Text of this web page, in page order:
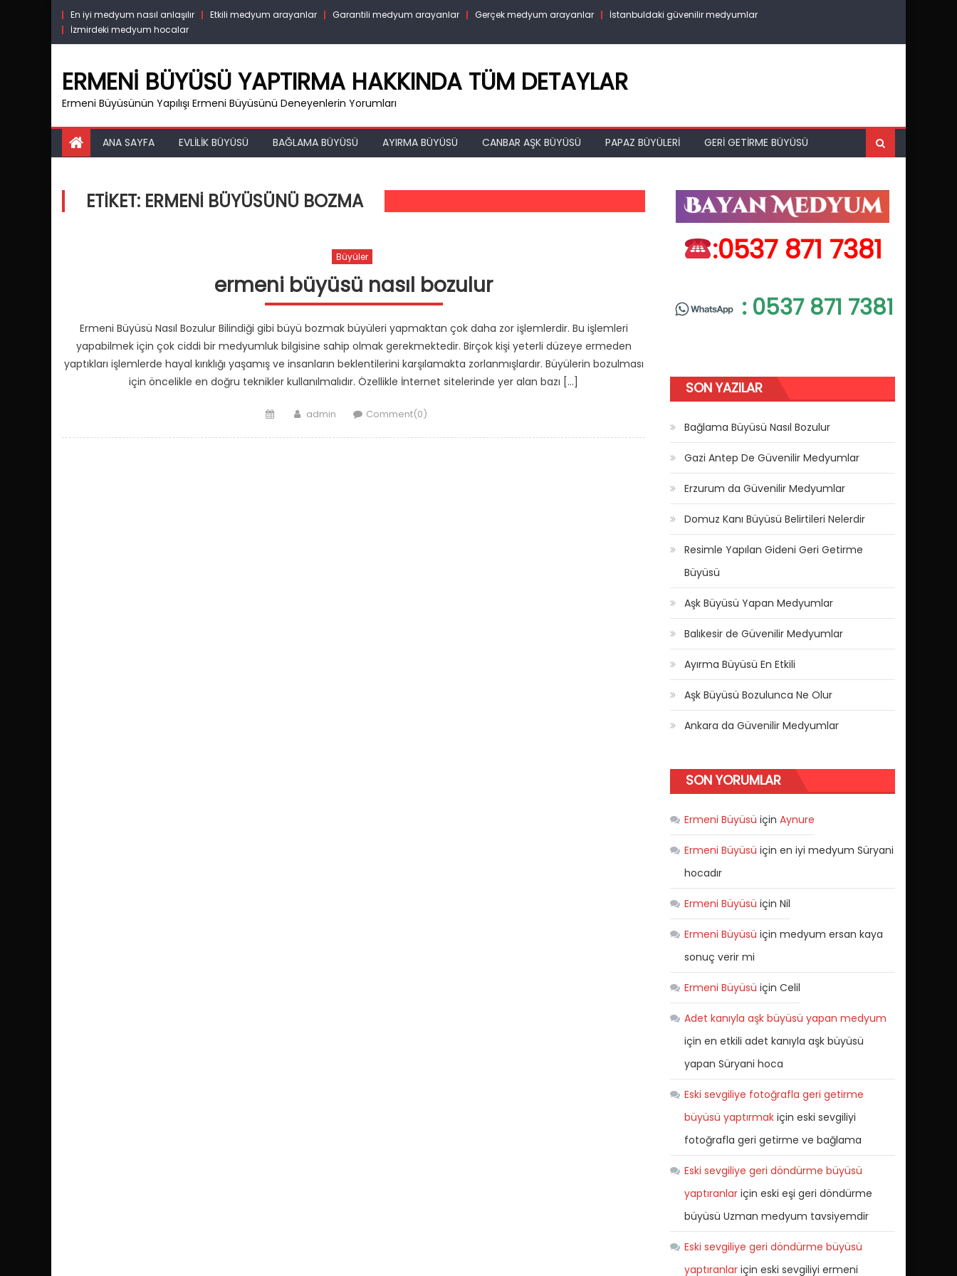
Skip
content
En iyi medyum nasıl anlaşılır Etkili medyum arayanlar Garantili medyum arayanlar Gerçek medyum arayanlar
İstanbuldaki güvenilir medyumlar
İzmirdeki medyum hocalar
ERMENI BÜYÜSÜ YAPTIRMA HAKKINDA TÜM DETAYLAR
Ermeni Büyüsünün Yapılışı Ermeni Büyüsünü Deneyenlerin Yorumları
ANA SAYFA EVLILIK BÜYÜSÜ BAĞLAMA BÜYÜSÜ AYIRMA BÜYÜSÜ CANBAR AŞK BÜYÜSÜ PAPAZ BÜYÜLERI GERI GETIRME BÜYÜSÜ
ETIKET: ERMENI BÜYÜSÜNÜ BOZMA
Büyüler
ermeni büyüsü nasıl bozulur
Ermeni Büyüsü Nasıl Bozulur Bilindiği gibi büyü bozmak büyüleri yapmaktan çok daha zor işlemlerdir. Bu işlemleri
yapabilmek için çok ciddi bir medyumluk bilgisine sahip olmak gerekmektedir. Birçok kişi yeterli düzeye ermeden
yaptıkları işlemlerde hayal kırıklığı yaşamış ve insanların beklentilerini karşılamakta zorlanmışlardır. Büyülerin bozulması
için öncelikle en doğru teknikler kullanılmalıdır. Özellikle İnternet sitelerinde yer alan bazı […]
PostedAuthor
admin Comment(0)
:0537 871 7381
: 0537 871 7381
SON YAZILAR
Bağlama Büyüsü Nasıl Bozulur
Gazi Antep De Güvenilir Medyumlar
Erzurum da Güvenilir Medyumlar
Domuz Kanı Büyüsü Belirtileri Nelerdir
Resimle Yapılan Gideni Geri Getirme
Büyüsü
Aşk Büyüsü Yapan Medyumlar
Balıkesir de Güvenilir Medyumlar
Ayırma Büyüsü En Etkili
Aşk Büyüsü Bozulunca Ne Olur
Ankara da Güvenilir Medyumlar
SON YORUMLAR
Ermeni Büyüsü içinAynure
Ermeni Büyüsü içinen iyi medyum Süryani
hocadır
Ermeni Büyüsü içinNil
Ermeni Büyüsü içinmedyum ersan kaya
sonuç verir mi
Ermeni Büyüsü içinCelil
Adet kanıyla aşk büyüsü yapan medyum
içinen etkili adet kanıyla aşk büyüsü
yapan Süryani hoca
Eski sevgiliye fotoğrafla geri getirme
büyüsü yaptırmak içineski sevgiliyi
fotoğrafla geri getirme ve bağlama
Eski sevgiliye geri döndürme büyüsü
yaptıranlar içineski eşi geri döndürme
büyüsü Uzman medyum tavsiyemdir
Eski sevgiliye geri döndürme büyüsü
yaptıranlar içineski sevgiliyi ermeni